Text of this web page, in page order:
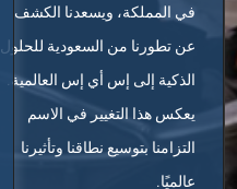
في المملكة، ويسعدنا الكشف
عن تطورنا من السعودية للحلول
الذكية إلى إس أي إس العالمية.
يعكس هذا التغيير في الاسم
التزامنا بتوسيع نطاقنا وتأثيرنا
عالميًا.